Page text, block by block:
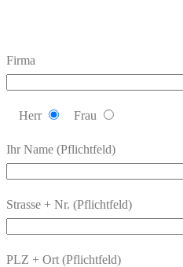
Firma
Herr Frau
Ihr Name (Pflichtfeld)
Strasse + Nr. (Pflichtfeld)
PLZ + Ort (Pflichtfeld)